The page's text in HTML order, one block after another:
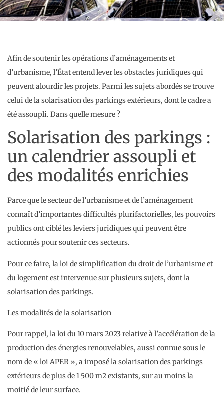
Afin de soutenir les opérations d’aménagements et
d’urbanisme, l’État entend lever les obstacles juridiques qui
peuvent alourdir les projets. Parmi les sujets abordés se trouve
celui de la solarisation des parkings extérieurs, dont le cadre a
été assoupli. Dans quelle mesure ?
Solarisation des parkings :
un calendrier assoupli et
des modalités enrichies
Parce que le secteur de l’urbanisme et de l’aménagement
connaît d’importantes difficultés plurifactorielles, les pouvoirs
publics ont ciblé les leviers juridiques qui peuvent être
actionnés pour soutenir ces secteurs.
Pour ce faire, la loi de simplification du droit de l’urbanisme et
du logement est intervenue sur plusieurs sujets, dont la
solarisation des parkings.
Les modalités de la solarisation
Pour rappel, la loi du 10 mars 2023 relative à l’accélération de la
production des énergies renouvelables, aussi connue sous le
nom de « loi APER », a imposé la solarisation des parkings
extérieurs de plus de 1 500 m2 existants, sur au moins la
moitié de leur surface.